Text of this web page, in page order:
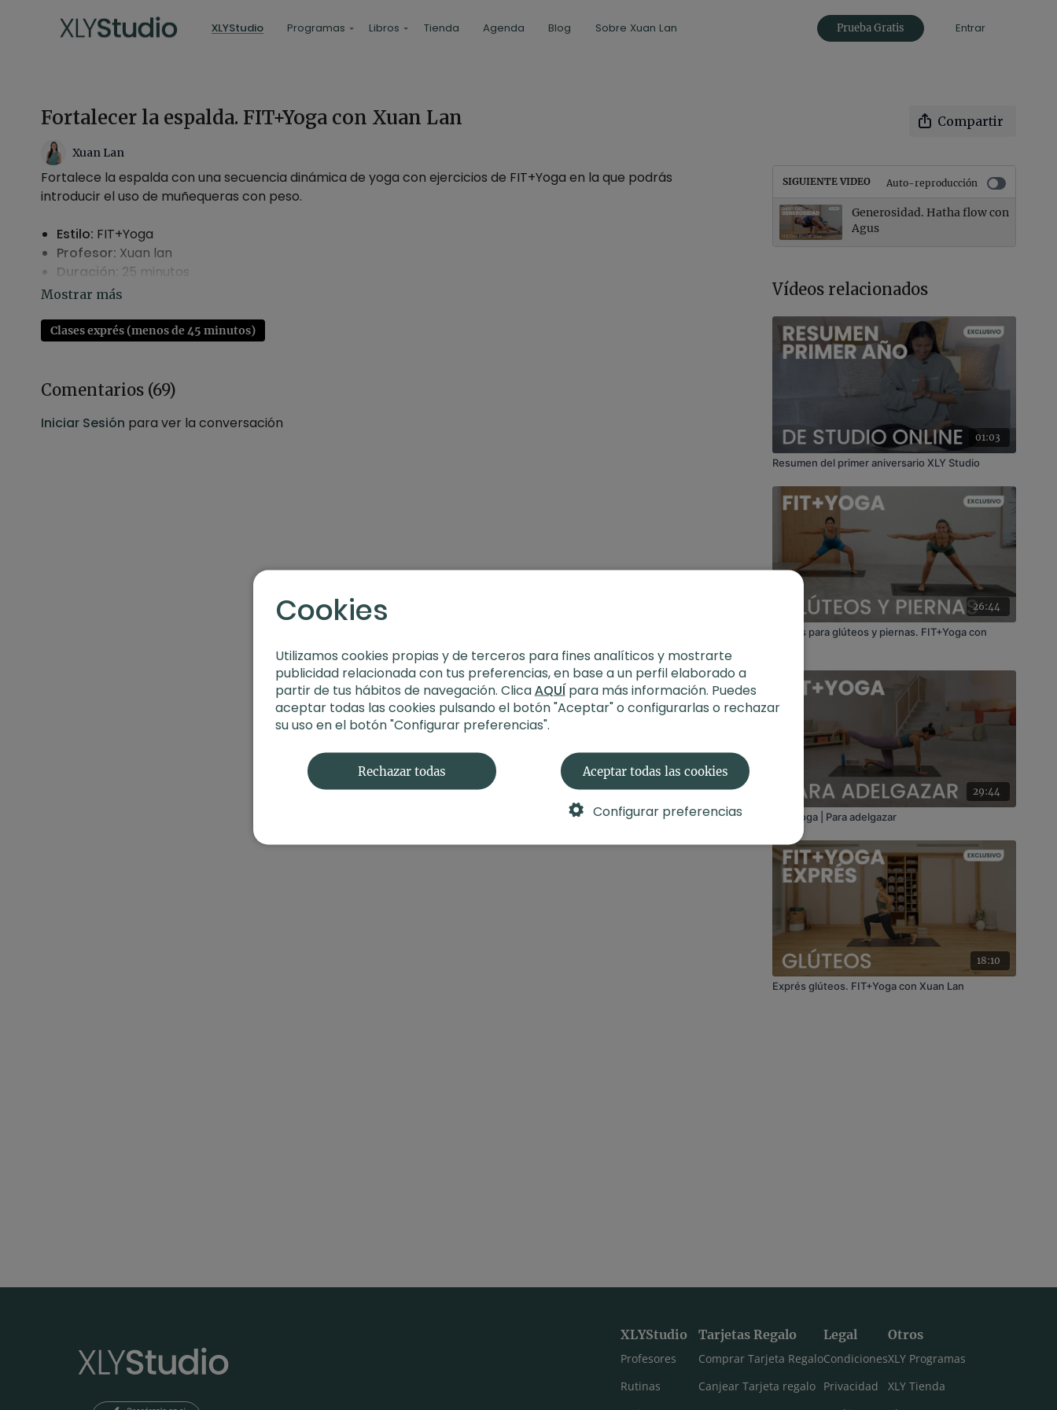
XLYStudio Programas Libros Tienda Agenda Blog Sobre Xuan Lan Prueba Gratis Entrar
Fortalecer la espalda. FIT+Yoga con Xuan Lan Compartir
Xuan Lan
Fortalece la espalda con una secuencia dinámica de yoga con ejercicios de FIT+Yoga en la que podrás
introducir el uso de muñequeras con peso.
Estilo: FIT+Yoga
Profesor: Xuan lan
Duración: 25 minutos
Nivel: multinivel
Material:bloques, cojines y muñequeras (opcional)
Enfoque:fortalecer espalda
Contenido relacionado:
Clases exprés (menos de 45 minutos)
Comentarios (69)
Iniciar Sesión para ver la conversación
SIGUIENTE VIDEO Auto-reproducción
Generosidad. Hatha flow con
Agus
Vídeos relacionados
01:03
Resumen del primer aniversario XLY Studio
26:44
Exprés para glúteos y piernas. FIT+Yoga con
29:44
FIT+Yoga | Para adelgazar
18:10
Exprés glúteos. FIT+Yoga con Xuan Lan
XLYStudio
Profesores
Rutinas
Tarjetas Regalo
Comprar Tarjeta Regalo
Canjear Tarjeta regalo
Legal
Condiciones
Privacidad
Otros
XLY Programas
XLY Tienda
Cookies
Utilizamos cookies propias y de terceros para fines analíticos y mostrarte
publicidad relacionada con tus preferencias, en base a un perfil elaborado a
partir de tus hábitos de navegación. ClicaAQUÍpara más información. Puedes
aceptar todas las cookies pulsando el botón "Aceptar" o configurarlas o rechazar
su uso en el botón "Configurar preferencias".
Rechazar todas Aceptar todas las cookies
Configurar preferencias